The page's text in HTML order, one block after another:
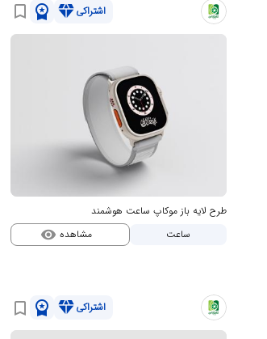
اشتراکیdiamond
workspace_premium
bookmark_border
طرح لایه باز موکاپ ساعت هوشمند
ساعت
مشاهده visibility
اشتراکیdiamond
workspace_premium
bookmark_border